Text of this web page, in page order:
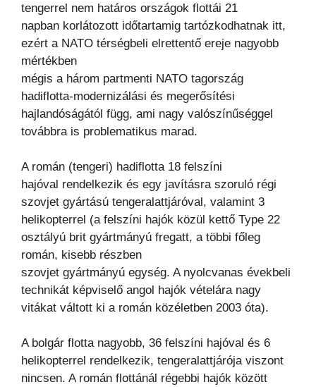
tengerrel nem határos országok flottái 21
napban korlátozott időtartamig tartózkodhatnak itt,
ezért a NATO térségbeli elrettentő ereje nagyobb
mértékben
mégis a három partmenti NATO tagország
hadiflotta-modernizálási és megerősítési
hajlandóságától függ, ami nagy valószínűséggel
továbbra is problematikus marad.
A román (tengeri) hadiflotta 18 felszíni
hajóval rendelkezik és egy javításra szoruló régi
szovjet gyártású tengeralattjáróval, valamint 3
helikopterrel (a felszíni hajók közül kettő Type 22
osztályú brit gyártmányú fregatt, a többi főleg
román, kisebb részben
szovjet gyártmányú egység. A nyolcvanas évekbeli
technikát képviselő angol hajók vételára nagy
vitákat váltott ki a román közéletben 2003 óta).
A bolgár flotta nagyobb, 36 felszíni hajóval és 6
helikopterrel rendelkezik, tengeralattjárója viszont
nincsen. A román flottánál régebbi hajók között